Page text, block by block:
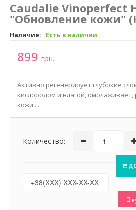
Caudalie Vinoperfect
"Обновление кожи"
Наличие: Есть в наличии
899 грн.
Активно регенерирует глубокие
кислородом и влагой,
кожи....
Количество: